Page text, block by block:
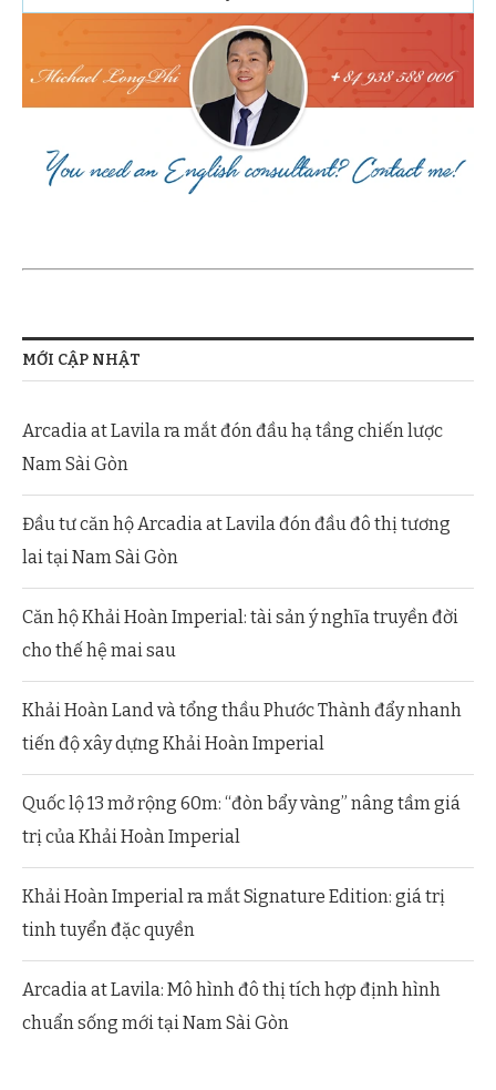
MỚI CẬP NHẬT
Arcadia at Lavila ra mắt đón đầu hạ tầng chiến lược
Nam Sài Gòn
Đầu tư căn hộ Arcadia at Lavila đón đầu đô thị tương
lai tại Nam Sài Gòn
Căn hộ Khải Hoàn Imperial: tài sản ý nghĩa truyền đời
cho thế hệ mai sau
Khải Hoàn Land và tổng thầu Phước Thành đẩy nhanh
tiến độ xây dựng Khải Hoàn Imperial
Quốc lộ 13 mở rộng 60m: “đòn bẩy vàng” nâng tầm giá
trị của Khải Hoàn Imperial
Khải Hoàn Imperial ra mắt Signature Edition: giá trị
tinh tuyển đặc quyền
Arcadia at Lavila: Mô hình đô thị tích hợp định hình
chuẩn sống mới tại Nam Sài Gòn